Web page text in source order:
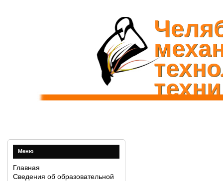
Меню
Главная
Сведения об образовательной